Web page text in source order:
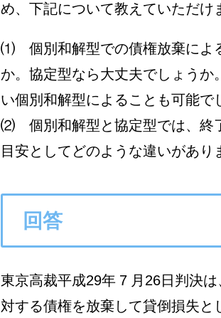
め、下記について教えていただけ
⑴ 個別和解型での債権放棄によ
か。協定型なら大丈夫でしょう
い個別和解型によることも可能で
⑵ 個別和解型と協定型では、終
目安としてどのような違いがあり
回答
東京高裁平成29年 7 月26日判決
対する債権を放棄して貸倒損失と